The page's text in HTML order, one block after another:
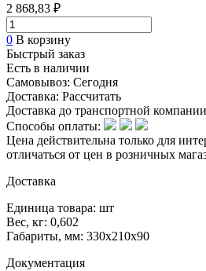
2 868,83 ₽
0 В корзину
Быстрый заказ
Есть в наличии
Самовывоз: Сегодня
Доставка: Рассчитать
Доставка до транспортной
Способы оплаты:
Цена действительна только для
отличаться от цен в розничных
Доставка
Единица товара: шт
Вес, кг: 0,602
Габариты, мм: 330х210х90
Документация